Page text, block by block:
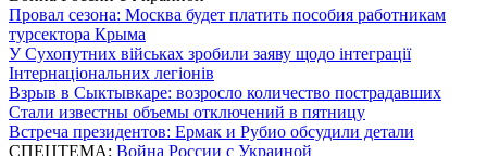
Провал сезона: Москва будет платить пособия работникам
турсектора Крыма
У Сухопутних військах зробили заяву щодо інтеграції
Інтернаціональних легіонів
Взрыв в Сыктывкаре: возросло количество пострадавших
Стали известны объемы отключений в пятницу
Встреча президентов: Ермак и Рубио обсудили детали
СПЕЦТЕМА: Война России с Украиной